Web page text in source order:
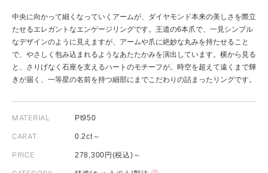
中央に向かって細くなっていくアームが、ダイヤモンド本来の美しさを際立
たせるエレガントなエンゲージリングです。王道の6本爪で、一見シンプル
なデザインのように見えますが、アームや爪に絶妙な丸みを持たせること
で、やさしく包み込まれるようなあたたかみを演出しています。横から見る
と、さりげなく石座を支えるハートのモチーフが。時空を超えて遠くまで輝
きが届く、一等星の名前を持つ細部にまでこだわりの詰まったリングです。
MATERIAL Pt950
CARAT 0.2ct～
PRICE 278,300円(税込)～